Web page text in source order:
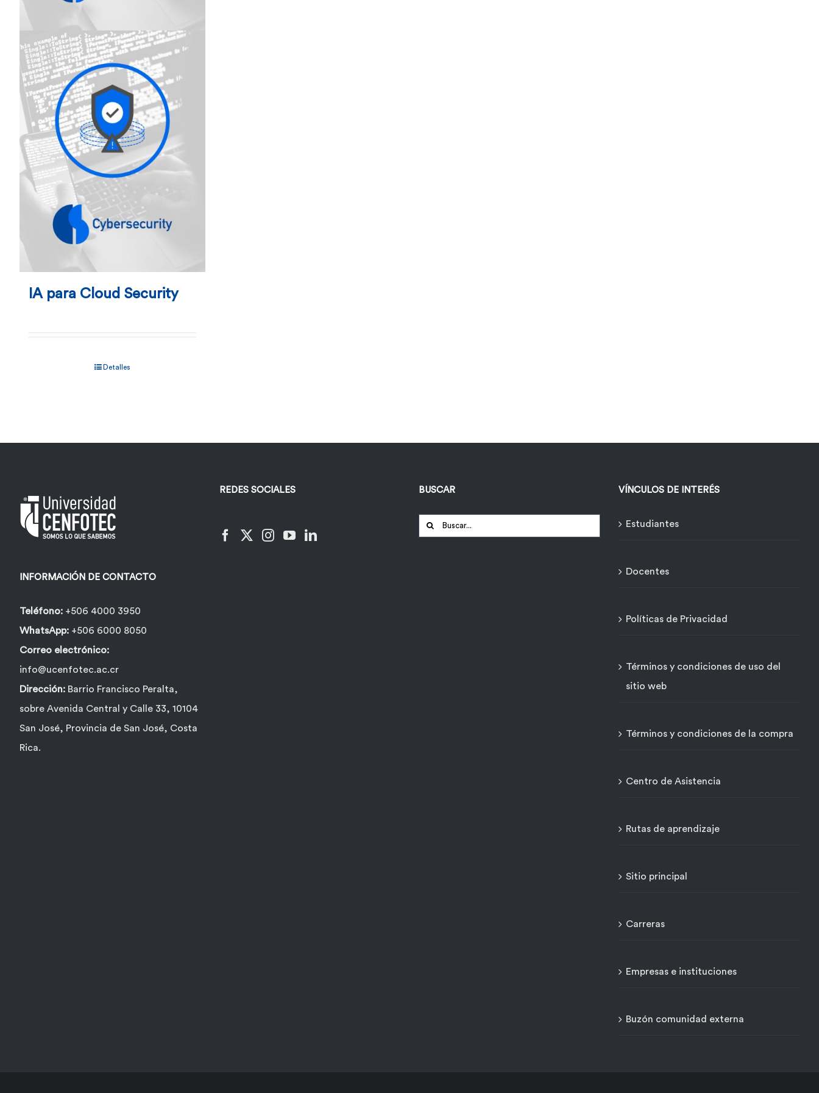
IA para Cloud Security
Detalles
INFORMACIÓN DE CONTACTO
Teléfono: +506 4000 3950
WhatsApp: +506 6000 8050
Correo electrónico:
info@ucenfotec.ac.cr
Dirección: Barrio Francisco Peralta,
sobre Avenida Central y Calle 33, 10104
San José, Provincia de San José, Costa
Rica.
REDES SOCIALES BUSCAR
Buscar:
VÍNCULOS DE INTERÉS
Estudiantes
Docentes
Políticas de Privacidad
Términos y condiciones de uso del
sitio web
Términos y condiciones de la compra
Centro de Asistencia
Rutas de aprendizaje
Sitio principal
Carreras
Empresas e instituciones
Buzón comunidad externa